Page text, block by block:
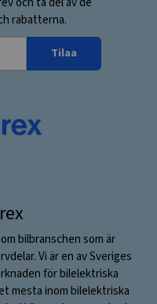
rabatterna.
Tilaa
bilbranschen som är
Vi är en av Sveriges
för bilelektriska
mesta inom bilelektriska